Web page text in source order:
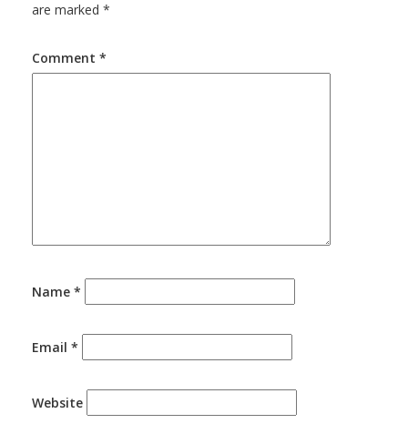
are marked *
Comment *
Name *
Email *
Website